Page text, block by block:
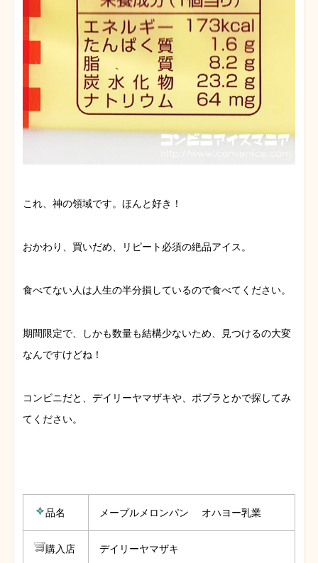
これ、神の領域です。ほんと好き！
おかわり、買いだめ、リピート必須の絶品アイス。
食べてない人は人生の半分損しているので食べてください。
期間限定で、しかも数量も結構少ないため、見つけるの大変
なんですけどね！
コンビニだと、デイリーヤマザキや、ポプラとかで探してみ
てください。
品名 メープルメロンパン オハヨー乳業
購入店 デイリーヤマザキ